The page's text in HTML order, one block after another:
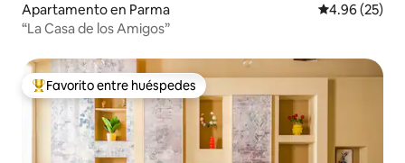
Apartamento en Parma Calificación
4.96 (25)
“La Casa de los Amigos”
Favorito entre huéspedes preferido
Favorito entre huéspedes